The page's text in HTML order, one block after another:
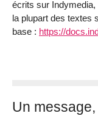
écrits sur
la plupart des textes
base : https://
Un